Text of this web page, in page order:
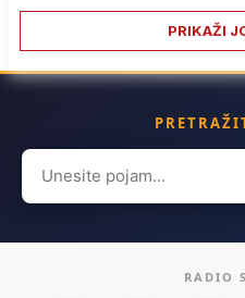
PRIKAŽI
Search
for:
RADIO